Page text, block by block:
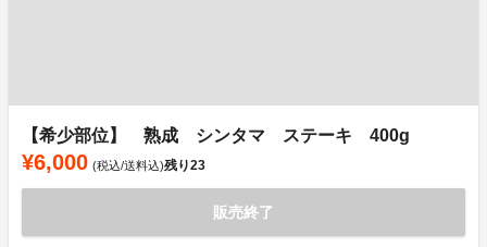
【希少部位】 熟成 シンタマ ステーキ 400g
¥6,000 (税込/送料込)残り23
販売終了